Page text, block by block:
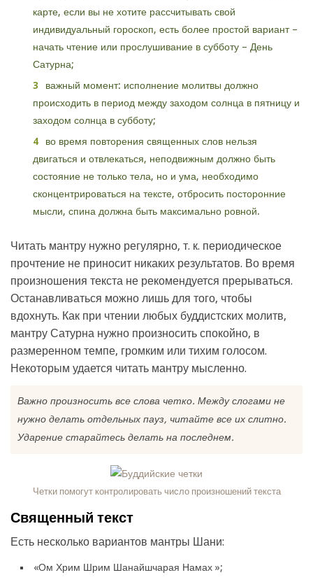
карте, если вы не хотите рассчитывать свой
индивидуальный гороскоп, есть более простой вариант –
начать чтение или прослушивание в субботу – День
Сатурна;
важный момент: исполнение молитвы должно
происходить в период между заходом солнца в пятницу и
заходом солнца в субботу;
во время повторения священных слов нельзя
двигаться и отвлекаться, неподвижным должно быть
состояние не только тела, но и ума, необходимо
сконцентрироваться на тексте, отбросить посторонние
мысли, спина должна быть максимально ровной.
Читать мантру нужно регулярно, т. к. периодическое
прочтение не приносит никаких результатов. Во время
произношения текста не рекомендуется прерываться.
Останавливаться можно лишь для того, чтобы
вдохнуть. Как при чтении любых буддистских молитв,
мантру Сатурна нужно произносить спокойно, в
размеренном темпе, громким или тихим голосом.
Некоторым удается читать мантру мысленно.
Важно произносить все слова четко. Между слогами не
нужно делать отдельных пауз, читайте все их слитно.
Ударение старайтесь делать на последнем.
Четки помогут контролировать число произношений текста
Священный текст
Есть несколько вариантов мантры Шани:
«Ом Хрим Шрим Шанайшчарая Намах »;